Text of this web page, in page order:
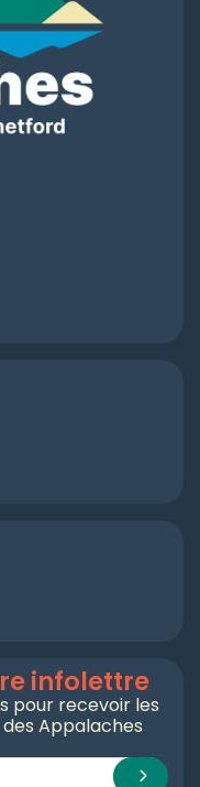
infolettre
pour recevoir les
Appalaches